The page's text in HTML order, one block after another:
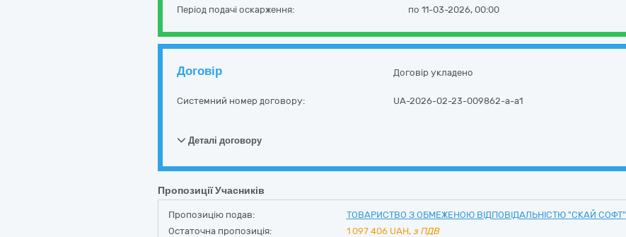
Період подачі оскарження:
по 11-03-2026, 00:00
Договір Договір укладено
Системний номер договору: UA-2026-02-23-009862-a-a1
Деталі договору
Пропозиції Учасників
Пропозицію подав: ТОВАРИСТВО З ОБМЕЖЕНОЮ ВІДПОВІДАЛЬНІСТЮ "СКАЙ СОФТ"
Остаточна пропозиція:
1 097 406 UAH, з ПДВ